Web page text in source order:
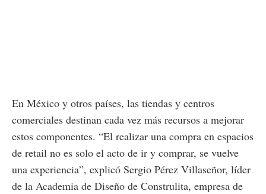
En México y otros países, las tiendas y centros
comerciales destinan cada vez más recursos a mejorar
estos componentes. “El realizar una compra en espacios
de retail no es solo el acto de ir y comprar, se vuelve
una experiencia”, explicó Sergio Pérez Villaseñor, líder
de la Academia de Diseño de Construlita, empresa de